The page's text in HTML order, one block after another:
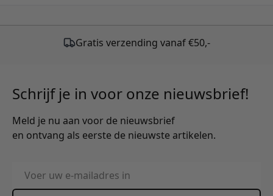
Schrijf je in voor onze nieuwsbrief!
Meld je nu aan voor de nieuwsbrief
en ontvang als eerste de nieuwste artikelen.
E-mailadres